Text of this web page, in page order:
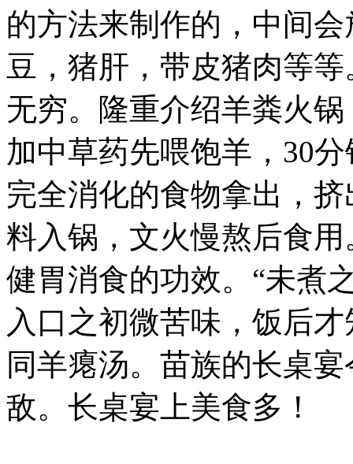
家
菜
以
酸
辣
主
基
调，“三
天
吃
酸，
走
路
蹿
蹿”，
黔
东
南
天
气
多
阴
的方法来制作的，中间
豆，猪肝，带皮猪肉等
无穷。 隆重介绍羊粪火
加中草药先喂饱羊，30
完全消化的食物拿出，
料入锅，文火慢熬后食用
健胃消食的功效。“未煮
入口之初微苦味，饭后
同羊瘪汤。 苗族的长桌
敌。长桌宴上美食多！